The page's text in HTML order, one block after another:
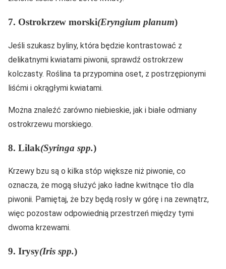
7. Ostrokrzew morski(Eryngium planum)
Jeśli szukasz byliny, która będzie kontrastować z
delikatnymi kwiatami piwonii, sprawdź ostrokrzew
kolczasty. Roślina ta przypomina oset, z postrzępionymi
liśćmi i okrągłymi kwiatami.
Można znaleźć zarówno niebieskie, jak i białe odmiany
ostrokrzewu morskiego.
8. Lilak(Syringa spp.)
Krzewy bzu są o kilka stóp większe niż piwonie, co
oznacza, że mogą służyć jako ładne kwitnące tło dla
piwonii. Pamiętaj, że bzy będą rosły w górę i na zewnątrz,
więc pozostaw odpowiednią przestrzeń między tymi
dwoma krzewami.
9. Irysy(Iris spp.)